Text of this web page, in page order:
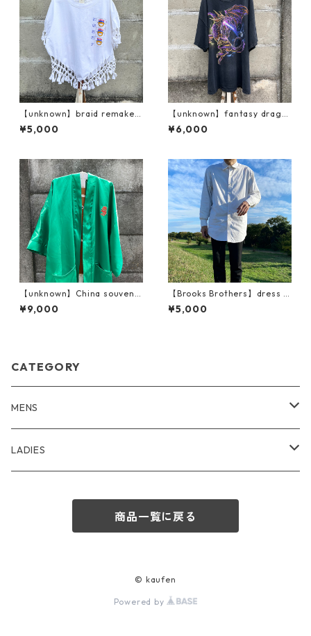
【unknown】braid remake /
print T
¥5,000
【unknown】fantasy drago
n / BIG T
¥6,000
【unknown】China souveni
r? / embroidery dragon go
wn
¥9,000
【Brooks Brothers】dress s
hirt
¥5,000
CATEGORY
MENS
outer
LADIES
商品一覧に戻る
© kaufen
Powered by